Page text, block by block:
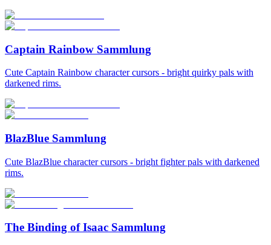
Captain Rainbow Sammlung
Cute Captain Rainbow character cursors - bright quirky pals with
darkened rims.
BlazBlue Sammlung
Cute BlazBlue character cursors - bright fighter pals with darkened
rims.
The Binding of Isaac Sammlung